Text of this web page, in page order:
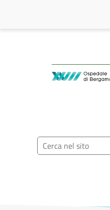
ASST
Ricerca nel sito